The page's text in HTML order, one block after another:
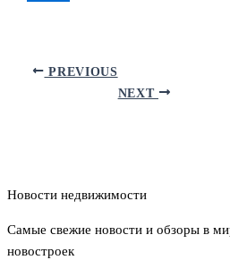
PREVIOUS
NEXT
Новости недвижимости
Самые свежие новости и обзоры в
новостроек